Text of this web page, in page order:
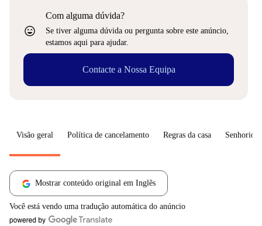
sentiment_very_satisfied
Com alguma dúvida?
Se tiver alguma dúvida ou pergunta sobre este anúncio,
estamos aqui para ajudar.
Contacte a Nossa Equipa
Visão geral Política de cancelamento Regras da casa Senhorio
Mostrar conteúdo original em Inglês
Você está vendo uma tradução automática do anúncio